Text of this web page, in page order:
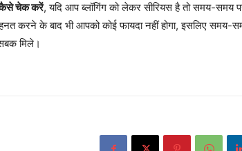
कैसे चेक करें, यदि आप ब्लॉगिंग को लेकर सीरियस है तो समय-समय
करने के बाद भी आपको कोई फायदा नहीं होगा, इसलिए
मिले।